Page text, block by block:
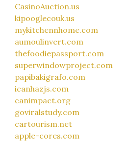
CasinoAuction.us
kipooglecouk.us
mykitchennhome.com
aumoulinvert.com
thefoodiepassport.com
superwindowproject.com
papibakigrafo.com
icanhazjs.com
canimpact.org
goviralstudy.com
cartourism.net
apple-cores.com